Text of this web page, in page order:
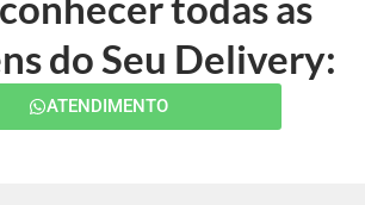
do Seu Delivery:
ATENDIMENTO